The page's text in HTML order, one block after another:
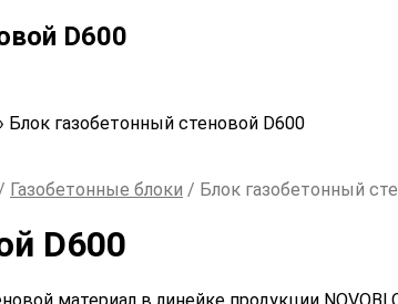
D600
Блок газобетонный стеновой D600
Газобетонные блоки / Блок газобетонный
D600
материал в линейке продукции